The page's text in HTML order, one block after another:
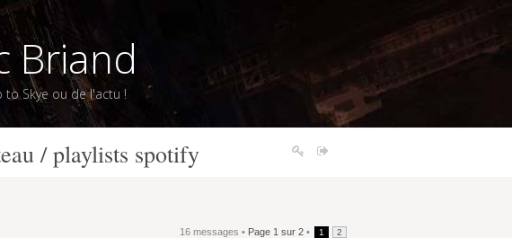
Briand
to Skye ou de l'actu !
/ playlists spotify
16 messages • Page 1 sur 2 • 1 2